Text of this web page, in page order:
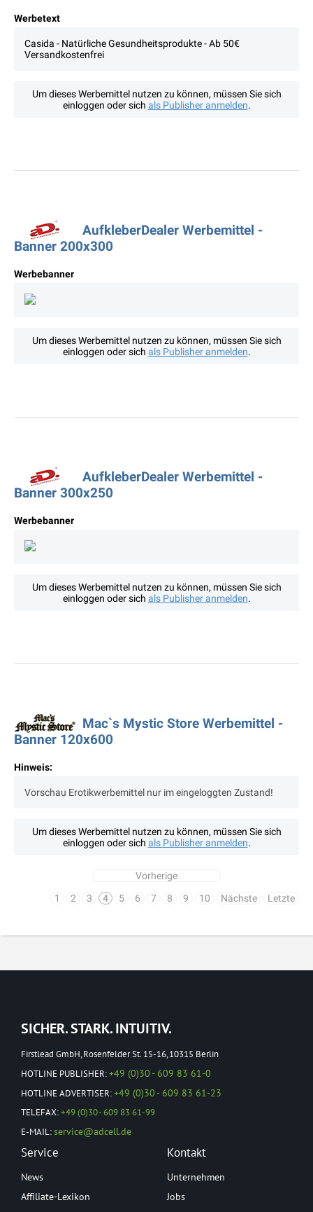
Werbetext
Casida - Natürliche Gesundheitsprodukte - Ab 50€
Versandkostenfrei
Um dieses Werbemittel nutzen zu können, müssen Sie sich
einloggen oder sich als Publisher anmelden.
AufkleberDealer Werbemittel -
Banner 200x300
Werbebanner
Um dieses Werbemittel nutzen zu können, müssen Sie sich
einloggen oder sich als Publisher anmelden.
AufkleberDealer Werbemittel -
Banner 300x250
Werbebanner
Um dieses Werbemittel nutzen zu können, müssen Sie sich
einloggen oder sich als Publisher anmelden.
Mac`s Mystic Store Werbemittel -
Banner 120x600
Hinweis:
Vorschau Erotikwerbemittel nur im eingeloggten Zustand!
Um dieses Werbemittel nutzen zu können, müssen Sie sich
einloggen oder sich als Publisher anmelden.
Vorherige
1
2 3 4 5 6 7 8 9 10 Nächste Letzte
SICHER. STARK. INTUITIV.
Firstlead GmbH, Rosenfelder St. 15-16, 10315 Berlin
HOTLINE PUBLISHER:+49 (0)30 - 609 83 61-0
HOTLINE ADVERTISER:+49 (0)30 - 609 83 61-23
TELEFAX:+49 (0)30 - 609 83 61-99
E-MAIL:service@adcell.de
Service
News
Affiliate-Lexikon
Kontakt
Unternehmen
Jobs